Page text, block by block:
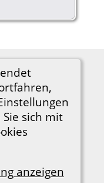
sich mit
anzeigen